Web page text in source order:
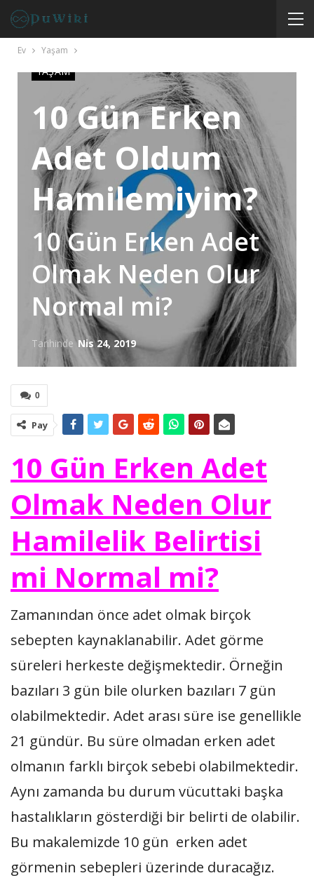
Ev Yaşam
YAŞAM
10 Gün Erken
Adet Oldum
Hamilemiyim?
10 Gün Erken Adet
Olmak Neden Olur
Normal mi?
TarihindeNis 24, 2019
0
Pay
10 Gün Erken Adet
Olmak Neden Olur
Hamilelik Belirtisi
mi Normal mi?
Zamanından önce adet olmak birçok
sebepten kaynaklanabilir. Adet görme
süreleri herkeste değişmektedir. Örneğin
bazıları 3 gün bile olurken bazıları 7 gün
olabilmektedir. Adet arası süre ise genellikle
21 gündür. Bu süre olmadan erken adet
olmanın farklı birçok sebebi olabilmektedir.
Aynı zamanda bu durum vücuttaki başka
hastalıkların gösterdiği bir belirti de olabilir.
Bu makalemizde 10 gün erken adet
görmenin sebepleri üzerinde duracağız.